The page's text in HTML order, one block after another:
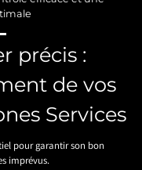
précis :
de vos
Services
pour garantir son bon
imprévus.